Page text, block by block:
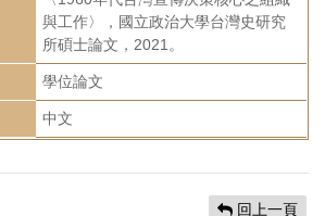
與工作〉，國立政治大學台灣史研究
所碩士論文，2021。
學位論文
中文
回上一頁